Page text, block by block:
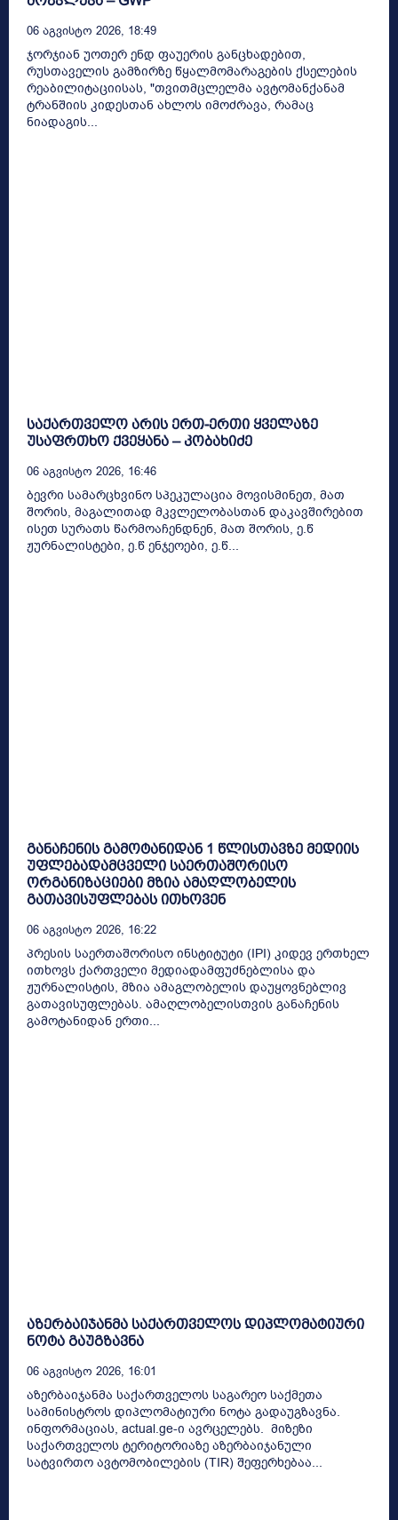
06 Აგვისტო 2026, 18:49
ჯორჯიან უოთერ ენდ ფაუერის განცხადებით,
რუსთაველის გამზირზე წყალმომარაგების ქსელების
რეაბილიტაციისას, "თვითმცლელმა ავტომანქანამ
ტრანშიის კიდესთან ახლოს იმოძრავა, რამაც
ნიადაგის...
საქართველო არის ერთ-ერთი ყველაზე
უსაფრთხო ქვეყანა – კობახიძე
06 Აგვისტო 2026, 16:46
ბევრი სამარცხვინო სპეკულაცია მოვისმინეთ, მათ
შორის, მაგალითად მკვლელობასთან დაკავშირებით
ისეთ სურათს წარმოაჩენდნენ, მათ შორის, ე.წ
ჟურნალისტები, ე.წ ენჯეოები, ე.წ...
განაჩენის გამოტანიდან 1 წლისთავზე მედიის
უფლებადამცველი საერთაშორისო
ორგანიზაციები მზია ამაღლობელის
გათავისუფლებას ითხოვენ
06 Აგვისტო 2026, 16:22
პრესის საერთაშორისო ინსტიტუტი (IPI) კიდევ ერთხელ
ითხოვს ქართველი მედიადამფუძნებლისა და
ჟურნალისტის, მზია ამაგლობელის დაუყოვნებლივ
გათავისუფლებას. ამაღლობელისთვის განაჩენის
გამოტანიდან ერთი...
აზერბაიჯანმა საქართველოს დიპლომატიური
ნოტა გაუგზავნა
06 Აგვისტო 2026, 16:01
აზერბაიჯანმა საქართველოს საგარეო საქმეთა
სამინისტროს დიპლომატიური ნოტა გადაუგზავნა.
ინფორმაციას, actual.ge-ი ავრცელებს. მიზეზი
საქართველოს ტერიტორიაზე აზერბაიჯანული
სატვირთო ავტომობილების (TIR) შეფერხებაა...